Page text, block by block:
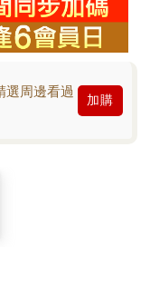
周邊看過
加購